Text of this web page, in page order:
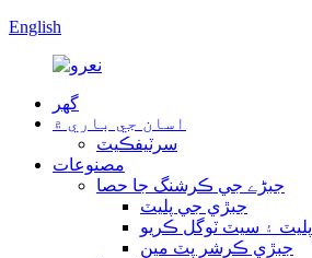
English
گھر
اسان جي باري ۾
سرٽيفڪيٽ
مصنوعات
جبڑے جي ڪرشنگ جا حصا
جبڙي جي پليٽ
پليٽ ۽ سيٽ ٽوگل ڪريو
جبڙي ڪرشر پٽ مين